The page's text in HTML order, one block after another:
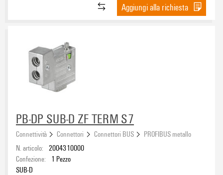
Aggiungi alla richiesta
PB-DP SUB-D ZF TERM S7
Connettività Connettori Connettori BUS
PROFIBUS metallo
N. articolo: 2004310000
Confezione:
1 Pezzo
SUB-D